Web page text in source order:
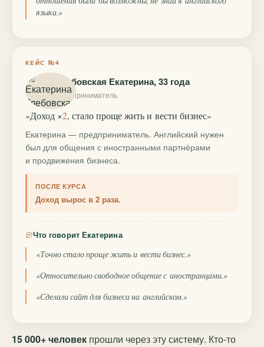
языка.»
КЕЙС №4
Глебовская Екатерина, 33 года
предприниматель
«Доход ×2, стало проще жить и вести бизнес»
Екатерина — предприниматель. Английский нужен
был для общения с иностранными партнёрами
и продвижения бизнеса.
ПОСЛЕ КУРСА
Доход вырос в 2 раза.
Что говорит Екатерина
«Точно стало проще жить и вести бизнес.»
«Относительно свободное общение с иностранцами.»
«Сделали сайт для бизнеса на английском.»
15 000+ человек прошли через эту систему. Кто-то